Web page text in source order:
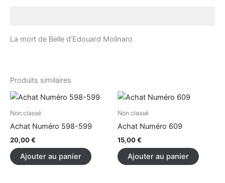
La mort de Belle d’Edouard Molinaro
Produits similaires
Non classé
Achat Numéro 598-599
20,00€
Ajouter au panier
Non classé
Achat Numéro 609
15,00€
Ajouter au panier